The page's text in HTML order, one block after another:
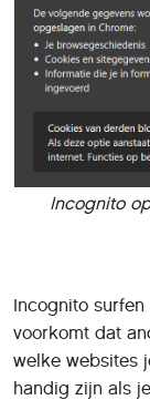
Incognito
Incognito
voorkomt dat
welke websites
handig zijn als